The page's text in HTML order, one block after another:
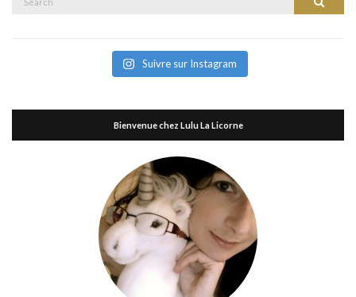
Suivre sur Instagram
Bienvenue chez Lulu La Licorne